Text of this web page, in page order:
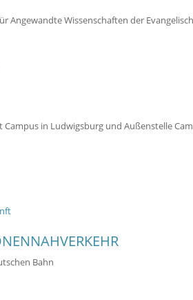
Angewandte Wissenschaften der
Campus in Ludwigsburg und Außenstelle
Bahn